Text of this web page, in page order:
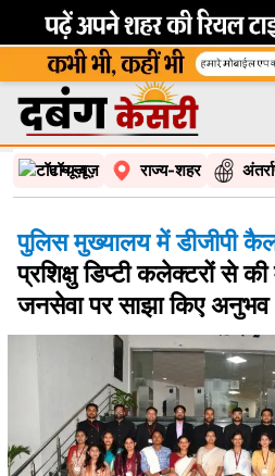
टॉप न्यूज़ राज्य-शहर
पुलिस मुख्यालय में डीजीपी
प्रशिक्षु डिप्टी कलेक्टरों से
जनसेवा पर साझा किए अनुभव